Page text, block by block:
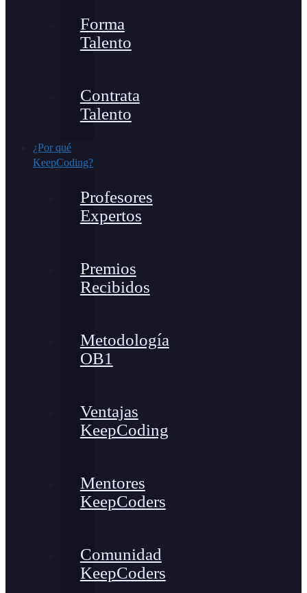
Forma
Talento
Contrata
Talento
¿Por qué
KeepCoding?
Profesores
Expertos
Premios
Recibidos
Metodología
OB1
Ventajas
KeepCoding
Mentores
KeepCoders
Comunidad
KeepCoders